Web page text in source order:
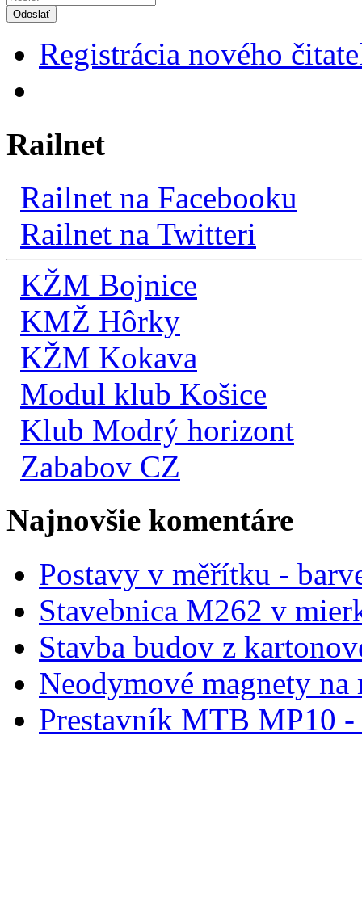
Odoslať
Registrácia nového
Railnet
Railnet na Facebooku
Railnet na Twitteri
KŽM Bojnice
KMŽ Hôrky
KŽM Kokava
Modul klub Košice
Klub Modrý horizont
Zababov CZ
Najnovšie komentáre
Postavy v měřítku -
Stavebnica M262 v
Stavba budov z
Neodymové magnety na
Prestavník MTB MP10